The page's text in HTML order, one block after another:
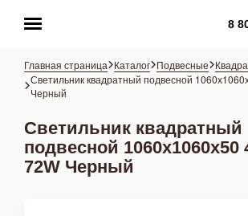
8
Главная страница Каталог Подвесные
Светильник квадратный подвесной
Черный
Светильник квадратный
подвесной 1060х1060х50
72W Черный